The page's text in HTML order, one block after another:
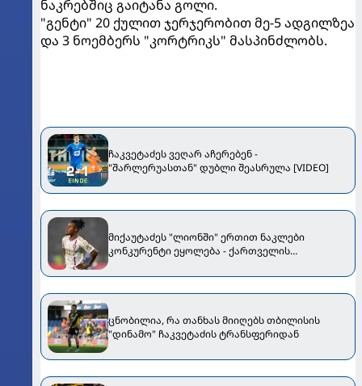
ნაკრებშიც გაიტანა გოლი.
"გენტი" 20 ქულით ჯერჯერობით მე-5 ადგილზეა
და 3 ნოემბერს "კორტრიკს" მასპინძლობს.
ჩაკვეტაძეს ვეღარ აჩერებენ -
"შარლერუასთან" დუბლი შეასრულა [VIDEO]
მიქაუტაძეს "ლიონში" ერთით ნაკლები
კონკურენტი ეყოლება - ქართველის
ცნობილია, რა თანხას მიიღებს თბილისის
"დინამო" ჩაკვეტაძის ტრანსფერიდან